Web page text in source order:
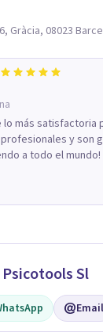
Gràcia, 08023
lo más satisfactoria
y son
a todo el mundo!
Sl
Email